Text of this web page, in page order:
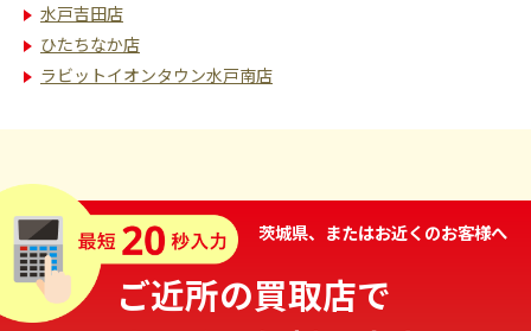
水戸吉田店
ひたちなか店
ラビットイオンタウン水戸南店
茨城県、またはお近くのお客様へ
ご近所の買取店で